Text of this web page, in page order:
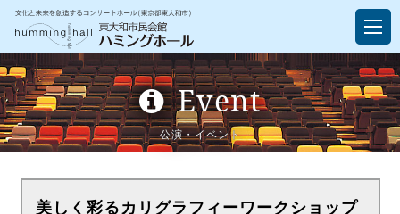
Event
公演・イベント
美しく彩るカリグラフィーワークショップ